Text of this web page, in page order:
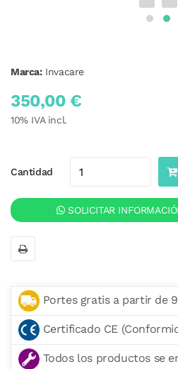
Marca: Invacare
350,00 €
10% IVA incl.
Cantidad
SOLICITAR
Portes gratis a partir de
Certificado CE
Todos los productos se